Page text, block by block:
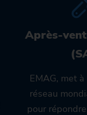
Après-
EMAG, met
réseau
pour